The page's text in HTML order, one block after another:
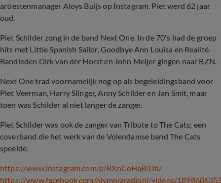
artiestenmanager Aloys Buijs op Instagram. Piet werd 62 jaar
oud.
Piet Schilder zong in de band Next One. In de 70's had de groep
hits met Little Spanish Sailor, Goodbye Ann Louisa en Realité.
Bandleden Dirk van der Horst en John Meijer gingen naar BZN.
Next One trad voornamelijk nog op als begeleidingsband voor
Piet Veerman, Harry Slinger, Anny Schilder en Jan Smit, maar
toen was Schilder al niet langer de zanger.
Piet Schilder was ook de zanger van Tribute to The Cats; een
coverband die het werk van de Volendamse band The Cats
speelde.
https://www.instagram.com/p/BXnCoHaBiDb/
https://www.facebook.com/olympiaradionl/videos/